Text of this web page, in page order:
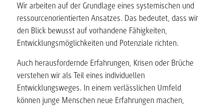
Wir arbeiten auf der Grundlage eines systemischen und
ressourcenorientierten Ansatzes. Das bedeutet, dass wir
den Blick bewusst auf vorhandene Fähigkeiten,
Entwicklungsmöglichkeiten und Potenziale richten.
Auch herausfordernde Erfahrungen, Krisen oder Brüche
verstehen wir als Teil eines individuellen
Entwicklungsweges. In einem verlässlichen Umfeld
können junge Menschen neue Erfahrungen machen,